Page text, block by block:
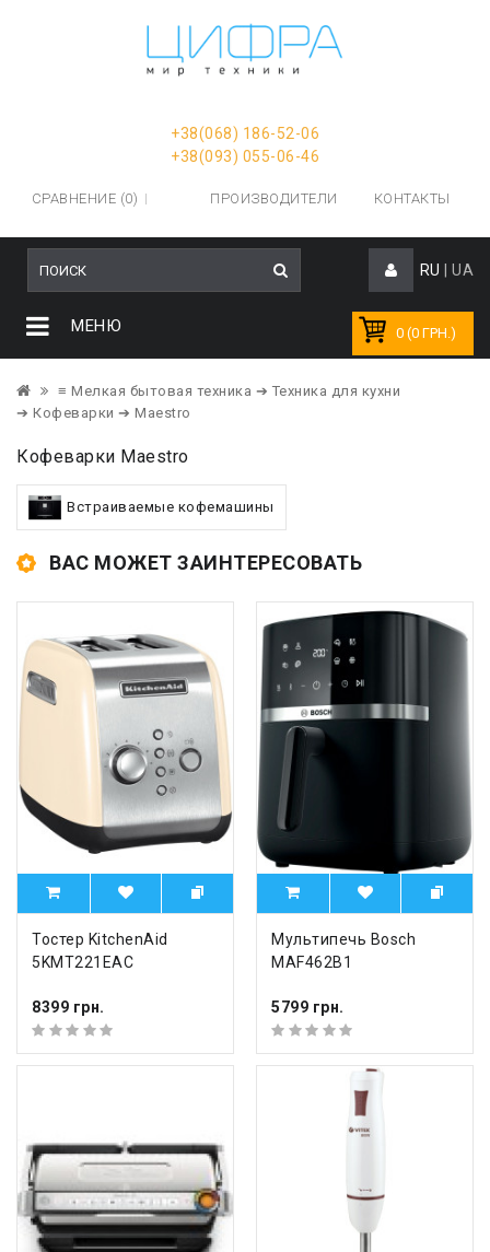
+38(068) 186-52-06
+38(093) 055-06-46
СРАВНЕНИЕ (0) ПРОИЗВОДИТЕЛИ КОНТАКТЫ
RU UA
0 (0 ГРН.)
МЕНЮ
≡ Мелкая бытовая техника ➔ Техника для кухни
➔ Кофеварки ➔ Maestro
Кофеварки Maestro
Встраиваемые кофемашины
ВАС МОЖЕТ ЗАИНТЕРЕСОВАТЬ
Тостер KitchenAid
5KMT221EAC
8399 грн.
Мультипечь Bosch
MAF462B1
5799 грн.